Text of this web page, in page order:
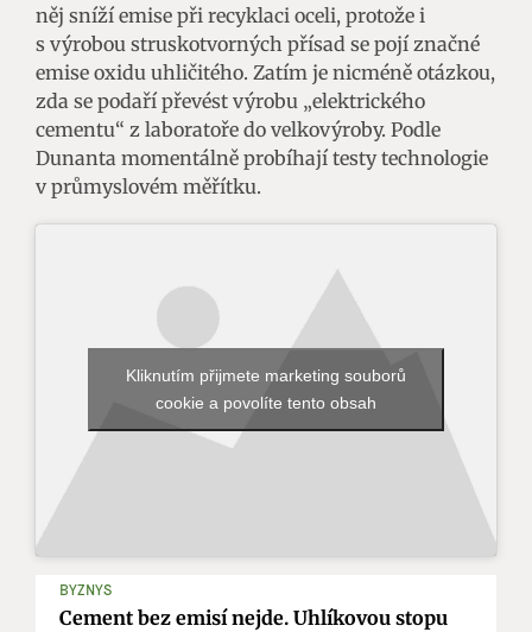
něj sníží emise při recyklaci oceli, protože i
s výrobou struskotvorných přísad se pojí značné
emise oxidu uhličitého. Zatím je nicméně otázkou,
zda se podaří převést výrobu „elektrického
cementu“ z laboratoře do velkovýroby. Podle
Dunanta momentálně probíhají testy technologie
v průmyslovém měřítku.
Kliknutím přijmete marketing souborů
cookie a povolíte tento obsah
BYZNYS
Cement bez emisí nejde. Uhlíkovou stopu